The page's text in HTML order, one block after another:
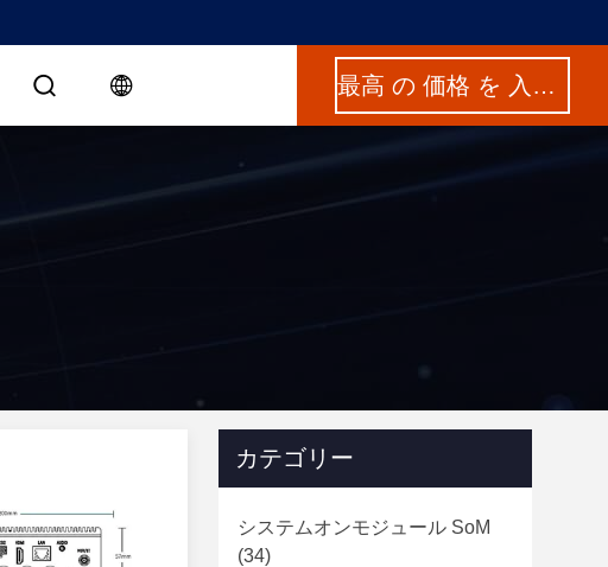
最高 の 価格 を 入手 する
カテゴリー
システムオンモジュール SoM
(34)